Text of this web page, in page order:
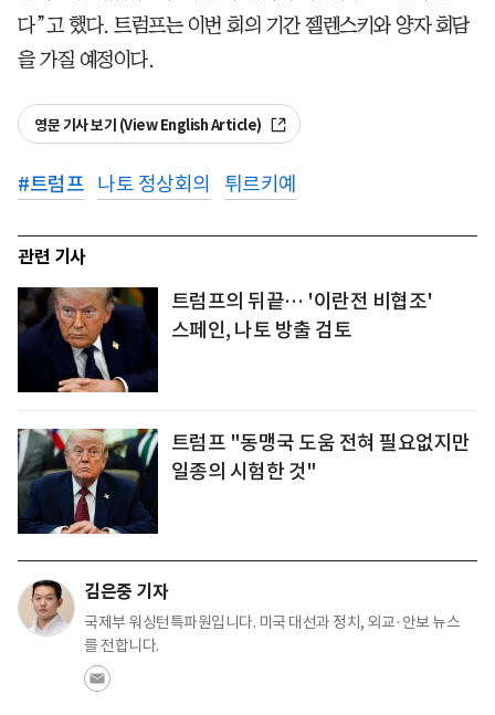
다”고 했다. 트럼프는 이번 회의 기간 젤렌스키와 양자 회담
을 가질 예정이다.
영문 기사 보기 (View English Article)
#트럼프 나토 정상회의 튀르키예
관련 기사
트럼프의 뒤끝… '이란전 비협조'
스페인, 나토 방출 검토
트럼프 "동맹국 도움 전혀 필요없지만
일종의 시험한 것"
김은중 기자
국제부 워싱턴특파원입니다. 미국 대선과 정치, 외교·안보 뉴스
를 전합니다.